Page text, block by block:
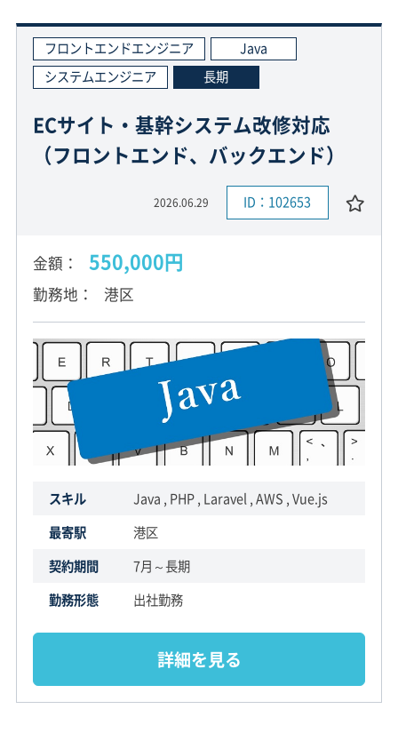
フロントエンドエンジニア
Java
システムエンジニア
長期
ECサイト・基幹システム改修対応
（フロントエンド、バックエンド）
2026.06.29 ID：102653
金額 550,000円
勤務地 港区
スキル
Java , PHP , Laravel , AWS , Vue.js
最寄駅
港区
契約期間
7月～長期
勤務形態
出社勤務
詳細を見る